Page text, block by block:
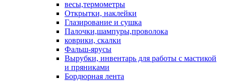
весы,термометры
Открытки, наклейки
Глазирование и сушка
Палочки,шампуры,проволока
коврики, скалки
Фальш-ярусы
Вырубки, инвентарь для работы с мастикой
и пряниками
Бордюрная лента